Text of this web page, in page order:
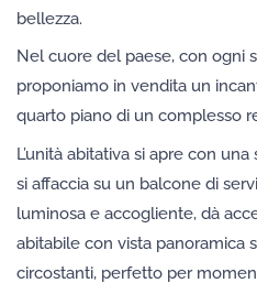
bellezza.
Nel cuore del paese, con ogni
proponiamo in vendita un
quarto piano di un complesso
L’unità abitativa si apre con
si affaccia su un balcone di
luminosa e accogliente, dà
abitabile con vista panoramica
circostanti, perfetto per